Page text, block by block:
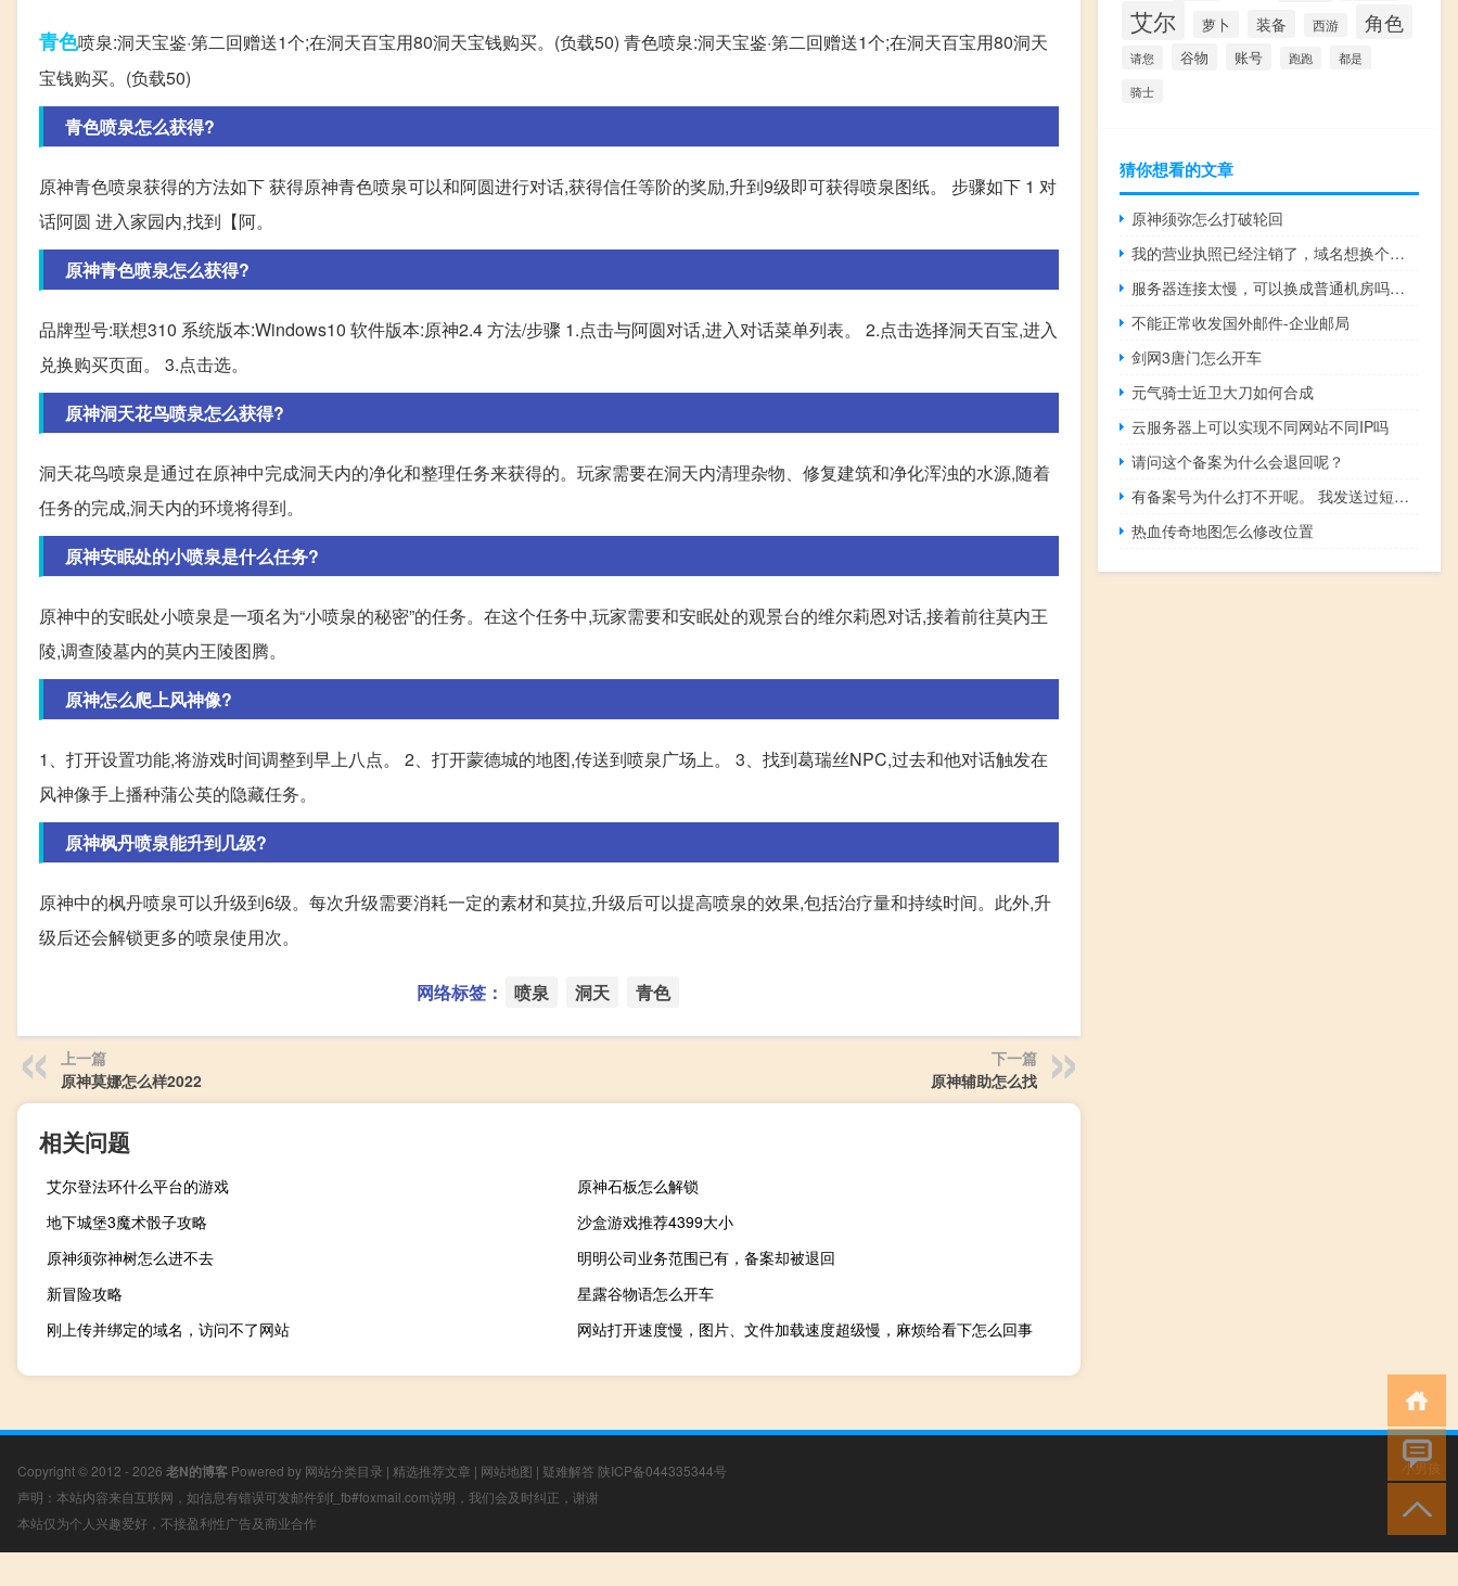
青色喷泉:洞天宝鉴·第二回赠送1个;在洞天百宝用80洞天宝钱购买。(负载50) 青色喷泉:洞天宝鉴·第二回赠送1个;在洞天百宝用80洞天
宝钱购买。(负载50)
青色喷泉怎么获得?
原神青色喷泉获得的方法如下 获得原神青色喷泉可以和阿圆进行对话,获得信任等阶的奖励,升到9级即可获得喷泉图纸。 步骤如下 1 对
话阿圆 进入家园内,找到【阿。
原神青色喷泉怎么获得?
品牌型号:联想310 系统版本:Windows10 软件版本:原神2.4 方法/步骤 1.点击与阿圆对话,进入对话菜单列表。 2.点击选择洞天百宝,进入
兑换购买页面。 3.点击选。
原神洞天花鸟喷泉怎么获得?
洞天花鸟喷泉是通过在原神中完成洞天内的净化和整理任务来获得的。玩家需要在洞天内清理杂物、修复建筑和净化浑浊的水源,随着
任务的完成,洞天内的环境将得到。
原神安眠处的小喷泉是什么任务?
原神中的安眠处小喷泉是一项名为“小喷泉的秘密”的任务。在这个任务中,玩家需要和安眠处的观景台的维尔莉恩对话,接着前往莫内王
陵,调查陵墓内的莫内王陵图腾。
原神怎么爬上风神像?
1、打开设置功能,将游戏时间调整到早上八点。 2、打开蒙德城的地图,传送到喷泉广场上。 3、找到葛瑞丝NPC,过去和他对话触发在
风神像手上播种蒲公英的隐藏任务。
原神枫丹喷泉能升到几级?
原神中的枫丹喷泉可以升级到6级。每次升级需要消耗一定的素材和莫拉,升级后可以提高喷泉的效果,包括治疗量和持续时间。此外,升
级后还会解锁更多的喷泉使用次。
网络标签： 喷泉 洞天 青色
上一篇
原神莫娜怎么样2022
下一篇
原神辅助怎么找
相关问题
艾尔登法环什么平台的游戏
原神石板怎么解锁
地下城堡3魔术骰子攻略
沙盒游戏推荐4399大小
原神须弥神树怎么进不去
明明公司业务范围已有，备案却被退回
新冒险攻略
星露谷物语怎么开车
刚上传并绑定的域名，访问不了网站
网站打开速度慢，图片、文件加载速度超级慢，麻烦给看下怎么回事
艾尔 萝卜 装备 西游 角色
请您 谷物 账号 跑跑
都是
骑士
猜你想看的文章
原神须弥怎么打破轮回
我的营业执照已经注销了，域名想换个主体备案，该怎么操作
服务器连接太慢，可以换成普通机房吗？高仿这个打开很慢呢！！！
不能正常收发国外邮件-企业邮局
剑网3唐门怎么开车
元气骑士近卫大刀如何合成
云服务器上可以实现不同网站不同IP吗
请问这个备案为什么会退回呢？
有备案号为什么打不开呢。 我发送过短信了的。
热血传奇地图怎么修改位置
Copyright © 2012 - 2026 老N的博客 Powered by 网站分类目录 | 精选推荐文章 | 网站地图 | 疑难解答 陕ICP备044335344号
声明：本站内容来自互联网，如信息有错误可发邮件到f_fb#foxmail.com说明，我们会及时纠正，谢谢
本站仅为个人兴趣爱好，不接盈利性广告及商业合作
小男孩